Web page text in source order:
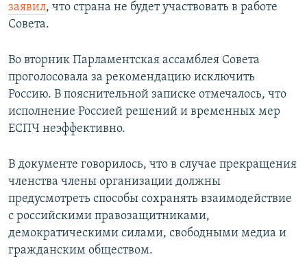
заявил, что страна не будет участвовать в работе
Совета.
Во вторник Парламентская ассамблея Совета
проголосовала за рекомендацию исключить
Россию. В пояснительной записке отмечалось, что
исполнение Россией решений и временных мер
ЕСПЧ неэффективно.
В документе говорилось, что в случае прекращения
членства члены организации должны
предусмотреть способы сохранять взаимодействие
с российскими правозащитниками,
демократическими силами, свободными медиа и
гражданским обществом.